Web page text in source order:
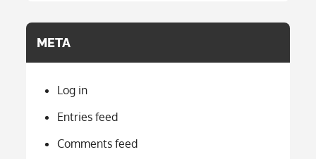
META
Log in
Entries feed
Comments feed